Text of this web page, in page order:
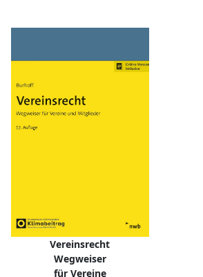
Vereinsrecht
Wegweiser
für Vereine